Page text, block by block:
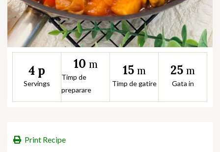
4 p
Servings
10 m
Timp de
preparare
15 m
Timp de gatire
25 m
Gata in
Print Recipe